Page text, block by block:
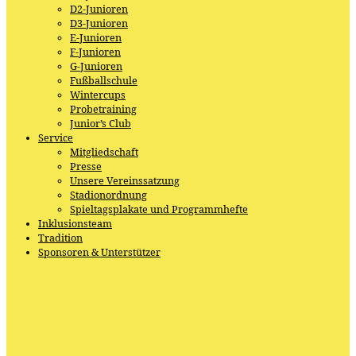
D2-Junioren
D3-Junioren
E-Junioren
F-Junioren
G-Junioren
Fußballschule
Wintercups
Probetraining
Junior’s Club
Service
Mitgliedschaft
Presse
Unsere Vereinssatzung
Stadionordnung
Spieltagsplakate und Programmhefte
Inklusionsteam
Tradition
Sponsoren & Unterstützer